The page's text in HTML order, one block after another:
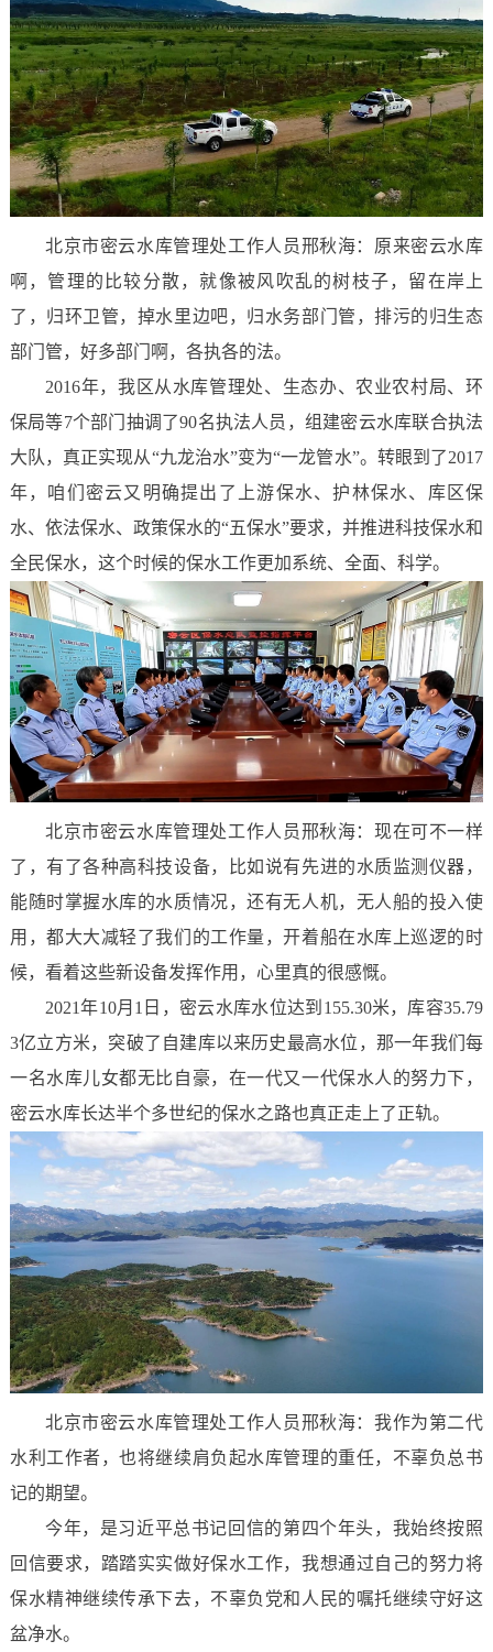
北京市密云水库管理处工作人员邢秋海：原来密云水库
啊，管理的比较分散，就像被风吹乱的树枝子，留在岸上
了，归环卫管，掉水里边吧，归水务部门管，排污的归生态
部门管，好多部门啊，各执各的法。
2016年，我区从水库管理处、生态办、农业农村局、环
保局等7个部门抽调了90名执法人员，组建密云水库联合执法
大队，真正实现从“九龙治水”变为“一龙管水”。转眼到了2017
年，咱们密云又明确提出了上游保水、护林保水、库区保
水、依法保水、政策保水的“五保水”要求，并推进科技保水和
全民保水，这个时候的保水工作更加系统、全面、科学。
北京市密云水库管理处工作人员邢秋海：现在可不一样
了，有了各种高科技设备，比如说有先进的水质监测仪器，
能随时掌握水库的水质情况，还有无人机，无人船的投入使
用，都大大减轻了我们的工作量，开着船在水库上巡逻的时
候，看着这些新设备发挥作用，心里真的很感慨。
2021年10月1日，密云水库水位达到155.30米，库容35.79
3亿立方米，突破了自建库以来历史最高水位，那一年我们每
一名水库儿女都无比自豪，在一代又一代保水人的努力下，
密云水库长达半个多世纪的保水之路也真正走上了正轨。
北京市密云水库管理处工作人员邢秋海：我作为第二代
水利工作者，也将继续肩负起水库管理的重任，不辜负总书
记的期望。
今年，是习近平总书记回信的第四个年头，我始终按照
回信要求，踏踏实实做好保水工作，我想通过自己的努力将
保水精神继续传承下去，不辜负党和人民的嘱托继续守好这
盆净水。